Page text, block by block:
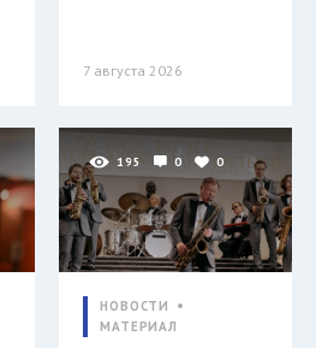
7 августа 2026
195 0 0
НОВОСТИ
МАТЕРИАЛ